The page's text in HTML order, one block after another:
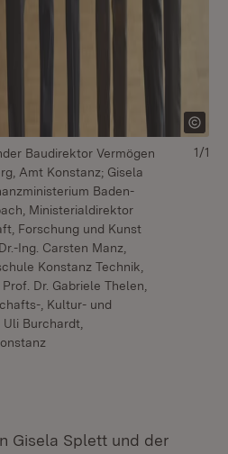
Baudirektor Vermögen
Amt Konstanz; Gisela
Baden-
Ministerialdirektor
Forschung und Kunst
Ing. Carsten Manz,
Konstanz Technik,
Dr. Gabriele Thelen,
, Kultur- und
Burchardt,
1/1
Gisela Splett und der